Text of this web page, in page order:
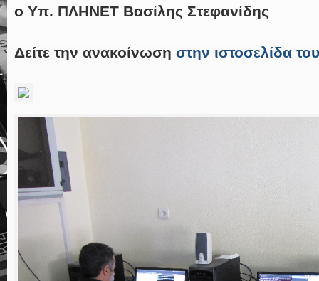
ο Υπ. ΠΛΗΝΕΤ Βασίλης Στεφανίδης
Δείτε την ανακοίνωση στην ιστοσελίδα